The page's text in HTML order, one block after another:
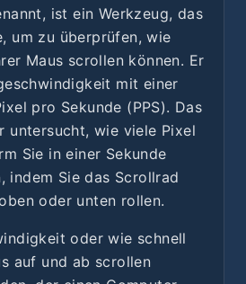
ist ein Werkzeug, das
um zu überprüfen, wie
Maus scrollen können. Er
mit einer
pro Sekunde (PPS). Das
untersucht, wie viele Pixel
Sie in einer Sekunde
indem Sie das Scrollrad
oder unten rollen.
oder wie schnell
auf und ab scrollen